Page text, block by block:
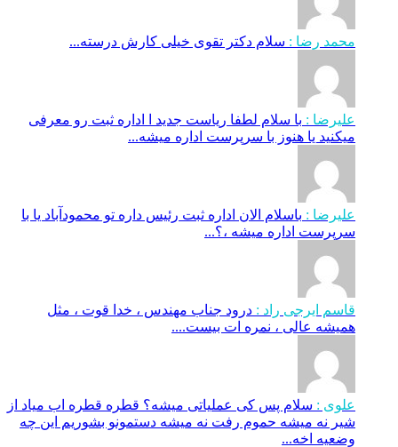
محمد رضا : سلام دکتر تقوی خیلی کارش درسته...
علیرضا : با سلام لطفا ریاست جدید ا اداره ثبت‌ رو معرفی
میکنید یا هنوز با سرپرست اداره‌ میشه...
علیرضا : باسلام الان اداره ثبت رئیس داره تو محمودآباد یا با
سرپرست اداره میشه ،؟...
قاسم ایرجی راد : درود جناب مهندس ، خدا قوت ، مثل
همیشه عالی ، نمره ات بیست....
علوی : سلام پس کی عملیاتی میشه؟ قطره قطره اب میاد از
شیر نه میشه حموم رفت نه میشه دستمونو بشوریم این چه
وضعیه اخه...